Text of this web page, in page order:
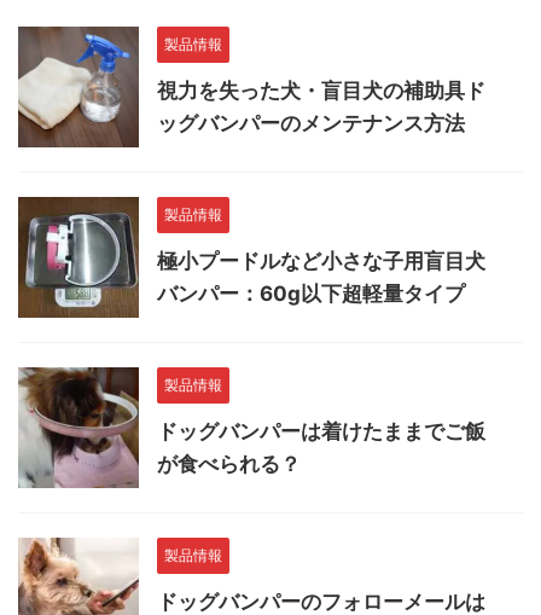
製品情報
視力を失った犬・盲目犬の補助具ド
ッグバンパーのメンテナンス方法
製品情報
極小プードルなど小さな子用盲目犬
バンパー：60g以下超軽量タイプ
製品情報
ドッグバンパーは着けたままでご飯
が食べられる？
製品情報
ドッグバンパーのフォローメールは